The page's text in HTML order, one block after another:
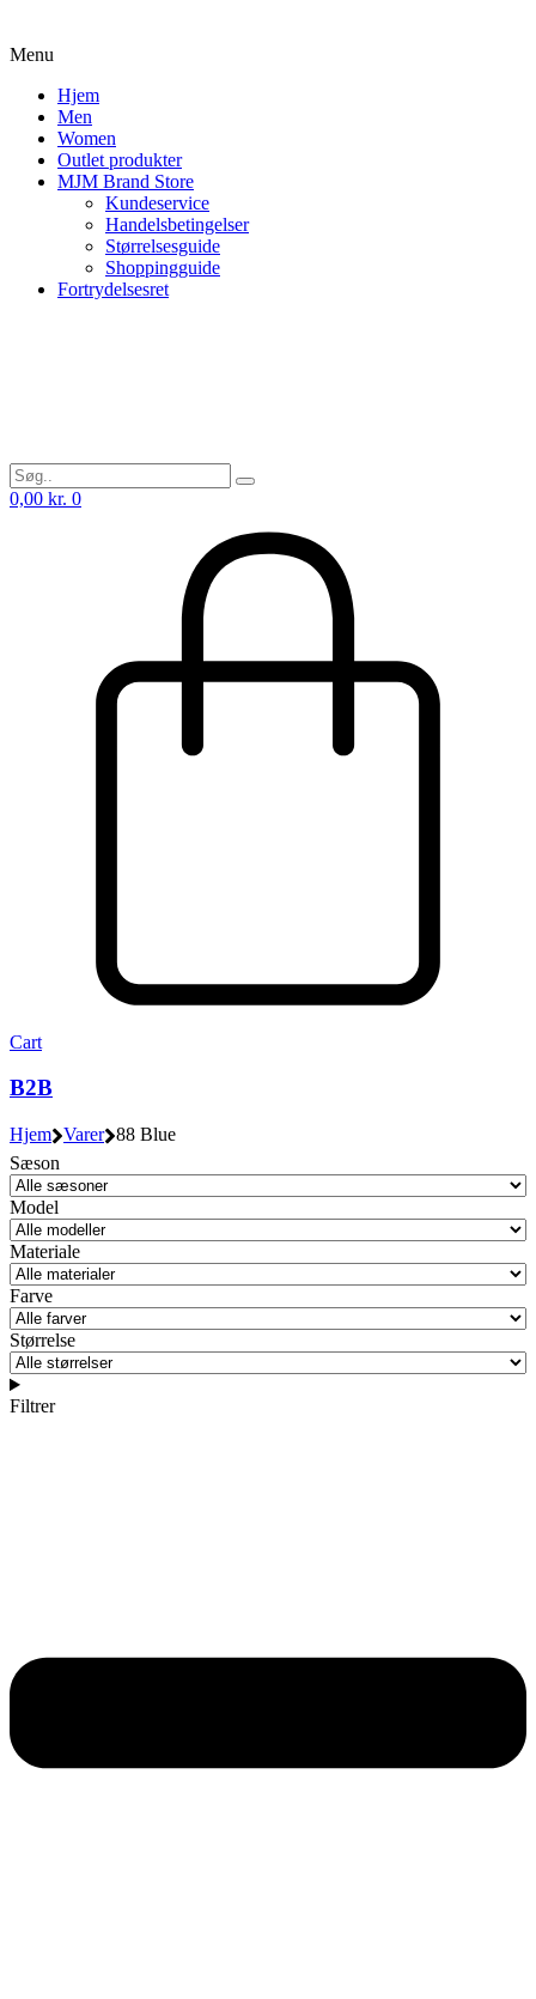
Menu
Hjem
Men
Women
Outlet produkter
MJM Brand Store
Kundeservice
Handelsbetingelser
Størrelsesguide
Shoppingguide
Fortrydelsesret
0,00 kr. 0
Cart
B2B
Hjem Varer 88 Blue
Sæson
Model
Materiale
Farve
Størrelse
Filtrer